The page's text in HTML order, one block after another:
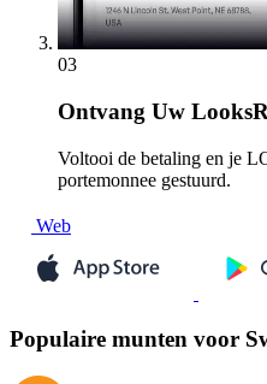
03
Ontvang Uw
Voltooi de betaling en je
portemonnee gestuurd.
Web
Populaire munten voor